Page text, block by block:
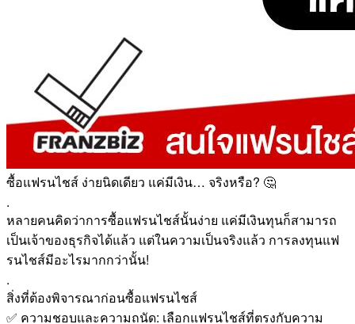
ซื้อแฟรนไชส์ ง่ายนิดเดียว แค่มีเงิน… จริงหรือ? 🤔
.
หลายคนคิดว่าการซื้อแฟรนไชส์นั้นง่าย แค่มีเงินทุนก็สามารถ
เป็นเจ้าของธุรกิจได้แล้ว แต่ในความเป็นจริงแล้ว การลงทุนแฟ
รนไชส์มีอะไรมากกว่านั้น!
.
สิ่งที่ต้องพิจารณาก่อนซื้อแฟรนไชส์
✅ ความชอบและความถนัด: เลือกแฟรนไชส์ที่ตรงกับความ